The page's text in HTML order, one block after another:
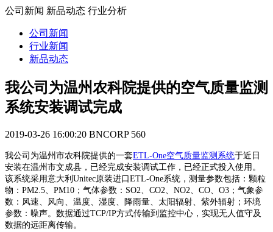
公司新闻 新品动态 行业分析
公司新闻
行业新闻
新品动态
我公司为温州农科院提供的空气质量监测
系统安装调试完成
2019-03-26 16:00:20 BNCORP 560
我公司为温州市农科院提供的一套ETL-One空气质量监测系统于近日
安装在温州市文成县，已经完成安装调试工作，已经正式投入使用。
该系统采用意大利Unitec原装进口ETL-One系统，测量参数包括：颗粒
物：PM2.5、PM10；气体参数：SO2、CO2、NO2、CO、O3；气象参
数：风速、风向、温度、湿度、降雨量、太阳辐射、紫外辐射；环境
参数：噪声。数据通过TCP/IP方式传输到监控中心，实现无人值守及
数据的远距离传输。